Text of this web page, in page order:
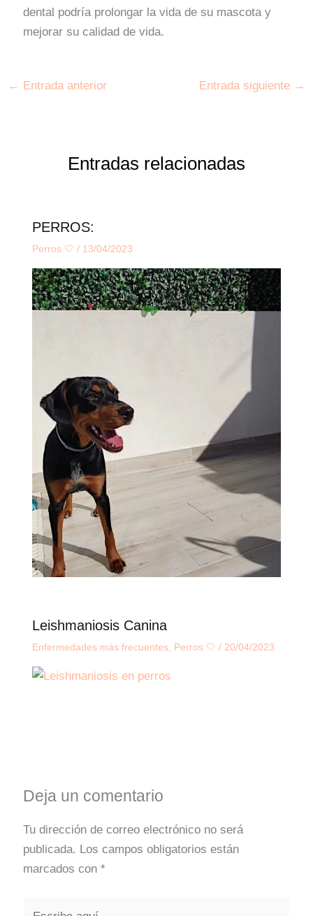
dental podría prolongar la vida de su mascota y
mejorar su calidad de vida.
← Entrada anterior Entrada siguiente →
Entradas relacionadas
PERROS:
Perros 🤍 / 13/04/2023
Leishmaniosis Canina
Enfermedades más frecuentes, Perros 🤍 / 20/04/2023
Deja un comentario
Tu dirección de correo electrónico no será
publicada. Los campos obligatorios están
marcados con*